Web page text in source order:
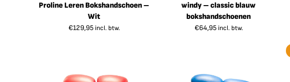
Proline Leren Bokshandschoen –
Wit
€129,95 incl. btw.
windy – classic blauw
bokshandschoenen
€64,95 incl. btw.